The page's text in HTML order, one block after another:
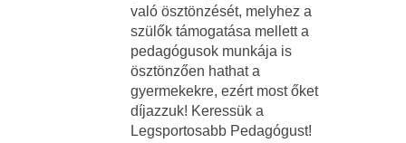
való ösztönzését, melyhez a
szülők támogatása mellett a
pedagógusok munkája is
ösztönzően hathat a
gyermekekre, ezért most őket
díjazzuk! Keressük a
Legsportosabb Pedagógust!